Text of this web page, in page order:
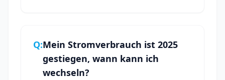
Q:Mein Stromverbrauch ist 2025
gestiegen, wann kann ich
wechseln?